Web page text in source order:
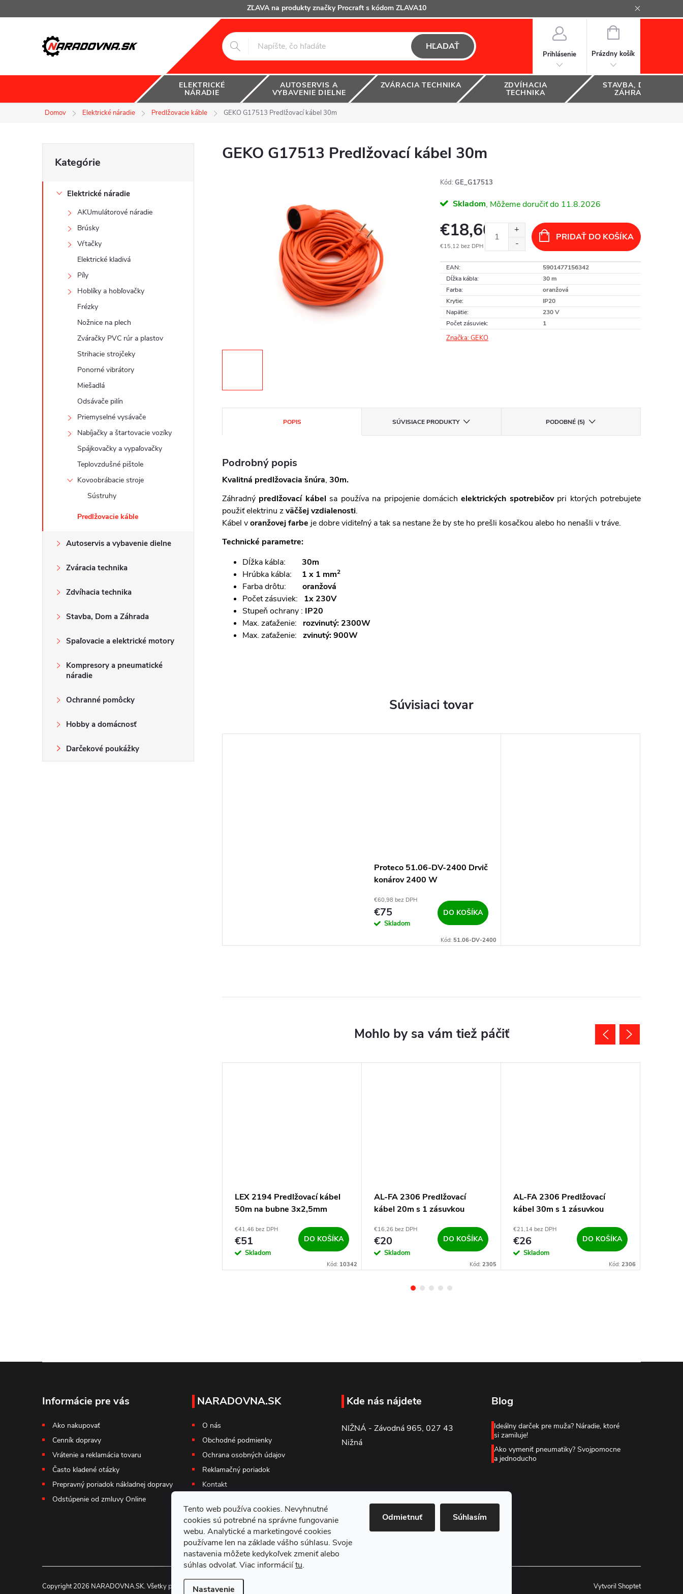
Tento web používa cookies. Nevyhnutné
cookies sú potrebné na správne fungovanie
webu. Analytické a marketingové cookies
používame len na základe vášho súhlasu. Svoje
nastavenia môžete kedykoľvek zmeniť alebo
súhlas odvolať. Viac informáciítu.
Nastavenie
Odmietnuť Súhlasím
na
ZĽAVA na produkty značky Procraft s kódom ZLAVA10
HĽADAŤ
Prihlásenie
NÁKUPNÝ
Prázdny košík
ELEKTRICKÉ
NÁRADIE
AUTOSERVIS A
VYBAVENIE DIELNE
ZVÁRACIA TECHNIKA ZDVÍHACIA
TECHNIKA
STAVBA, DOM A
ZÁHRADA
Domov Elektrické náradie Predlžovacie káble GEKO G17513 Predlžovací kábel 30m
o
kategórie
Kategórie
Elektrické náradie
AKUmulátorové náradie
Brúsky
Vŕtačky
Elektrické kladivá
Píly
Hoblíky a hobľovačky
Frézky
Nožnice na plech
Zváračky PVC rúr a plastov
Strihacie strojčeky
Ponorné vibrátory
Miešadlá
Odsávače pilín
Priemyselné vysávače
Nabíjačky a štartovacie vozíky
Spájkovačky a vypaľovačky
Teplovzdušné pištole
Kovoobrábacie stroje
Sústruhy
Predlžovacie káble
Autoservis a vybavenie dielne
Zváracia technika
Zdvíhacia technika
Stavba, Dom a Záhrada
Spaľovacie a elektrické motory
Kompresory a pneumatické
náradie
Ochranné pomôcky
Hobby a domácnosť
Darčekové poukážky
GEKO G17513 Predlžovací kábel 30m
Kód: GE_G17513
Skladom 11.8.2026
€18,60
€15,12 bez DPH
cena:
PRIDAŤ DO KOŠÍKA
EAN:
5901477156342
Dĺžka kábla:
30 m
Farba:
oranžová
Krytie:
IP20
Napätie:
230 V
Počet zásuviek: 1
Značka:GEKO
POPIS SÚVISIACE PRODUKTY PODOBNÉ (5)
Podrobný popis
Kvalitná predlžovacia šnúra, 30m.
Záhradný predlžovací kábel sa používa na pripojenie domácichelektrických spotrebičovpri ktorých potrebujete
použiť elektrinu zväčšej vzdialenosti.
Kábel voranžovej farbe je dobre viditeľný a tak sa nestane že by ste ho prešli kosačkou alebo ho nenašli v tráve.
Technické parametre:
Dĺžka kábla:
30m
Hrúbka kábla:
1 x 1 mm2
Farba drôtu: oranžová
Počet zásuviek:
1x 230V
Stupeň ochrany : IP20
Max. zaťaženie: rozvinutý: 2300W
Max. zaťaženie: zvinutý: 900W
Súvisiaci tovar
Proteco 51.06-DV-2400 Drvič
konárov 2400 W
€60,98 bez DPH
€75
Skladom
DO KOŠÍKA
Kód: 51.06-DV-2400
LEX 2194 Predlžovací kábel
50m na bubne 3x2,5mm
€41,46 bez DPH
€51
Skladom
DO KOŠÍKA
Kód: 10342
AL-FA 2306 Predlžovací
kábel 20m s 1 zásuvkou
€16,26 bez DPH
€20
Skladom
DO KOŠÍKA
Kód: 2305
AL-FA 2306 Predlžovací
kábel 30m s 1 zásuvkou
€21,14 bez DPH
€26
Skladom
DO KOŠÍKA
Kód: 2306
Informácie pre vás
Ako nakupovať
Cenník dopravy
Vrátenie a reklamácia tovaru
Často kladené otázky
Prepravný poriadok nákladnej dopravy
Odstúpenie od zmluvy Online
NARADOVNA.SK
O nás
Obchodné podmienky
Ochrana osobných údajov
Reklamačný poriadok
Kontakt
Kde nás nájdete
NIŽNÁ - Závodná 965, 027 43
Nižná
Blog
Ideálny darček pre muža? Náradie, ktoré
si zamiluje!
Ako vymeniť pneumatiky? Svojpomocne
a jednoducho
Vytvoril Shoptet
Copyright 2026 NARADOVNA.SK. Všetky práva vyhradené.